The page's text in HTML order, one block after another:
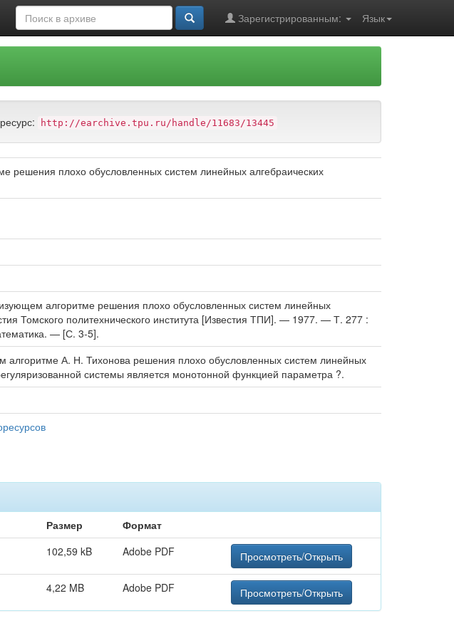
Язык
Зарегистрированным:
http://earchive.tpu.ru/handle/11683/13445
решения плохо обусловленных систем линейных алгебраических
алгоритме решения плохо обусловленных систем линейных
Томского политехнического института [Известия ТПИ]. — 1977. — Т. 277 :
— [С. 3-5].
А. Н. Тихонова решения плохо обусловленных систем линейных
системы является монотонной функцией параметра ?.
Размер
Формат
102,59 kB Adobe PDF Просмотреть/Открыть
4,22 MB Adobe PDF Просмотреть/Открыть